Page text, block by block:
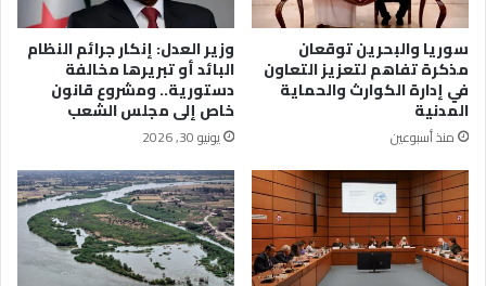
سوريا والبحرين توقعان
مذكرة تفاهم لتعزيز التعاون
في إدارة الكوارث والحماية
المدنية
منذ أسبوعين
وزير العدل: إنكار جرائم النظام
البائد أو تبريرها مخالفة
دستورية.. ومشروع قانون
خاص إلى مجلس الشعب
يونيو 30, 2026